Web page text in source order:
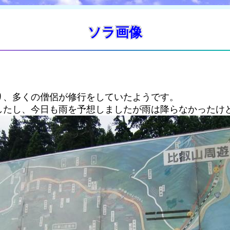
ソラ画像
多くの僧侶が修行をしていたようです。
し、今日も雨を予想しましたが雨は降らなかったけ